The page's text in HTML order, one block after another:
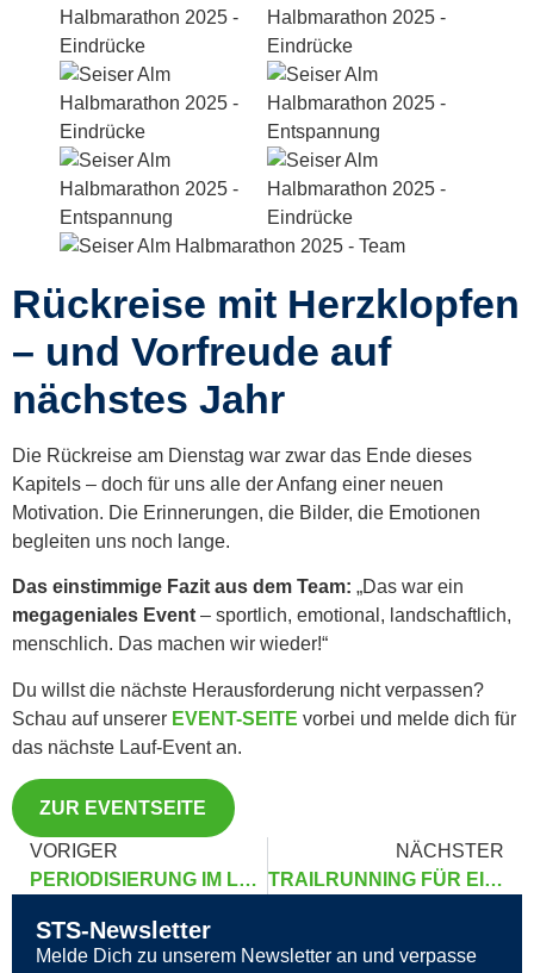
Rückreise mit Herzklopfen
– und Vorfreude auf
nächstes Jahr
Die Rückreise am Dienstag war zwar das Ende dieses
Kapitels – doch für uns alle der Anfang einer neuen
Motivation. Die Erinnerungen, die Bilder, die Emotionen
begleiten uns noch lange.
Das einstimmige Fazit aus dem Team: „Das war ein
megageniales Event – sportlich, emotional, landschaftlich,
menschlich. Das machen wir wieder!“
Du willst die nächste Herausforderung nicht verpassen?
Schau auf unserer EVENT-SEITE vorbei und melde dich für
das nächste Lauf-Event an.
ZUR EVENTSEITE
VORIGER
PERIODISIERUNG IM LAUFTRAINING: DEIN SCHLÜSSEL ZUR LANGFRISTIGEN LEISTUNGSSTEIGERUNG
NÄCHSTER
TRAILRUNNING FÜR EINSTEIGER – VOM ASPHALT INS GELÄNDE
STS-Newsletter
Melde Dich zu unserem Newsletter an und verpasse